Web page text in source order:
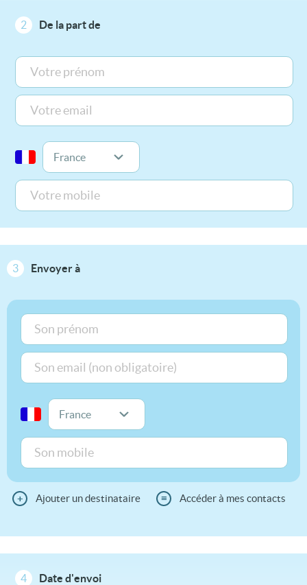
2 De la part de
3 Envoyer à
+ Ajouter un destinataire ≡ Accéder à mes contacts
4 Date d'envoi